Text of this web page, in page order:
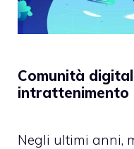
Comunità
intrattenimento
Negli ultimi anni,